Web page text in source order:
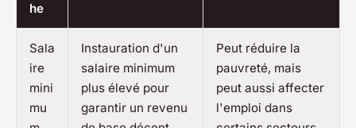
he
Sala
ire
mini
mu
Instauration d'un
salaire minimum
plus élevé pour
garantir un revenu
Peut réduire la
pauvreté, mais
peut aussi affecter
l'emploi dans